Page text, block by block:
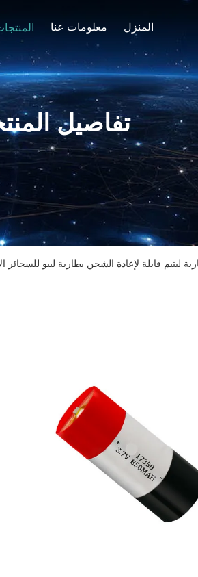
المنزل معلومات عنا
تفاصيل
ليتيم قابلة لإعادة الشحن بطارية ليبو للسجائر